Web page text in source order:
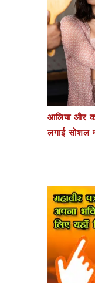
आलिया और
लगाई सोशल